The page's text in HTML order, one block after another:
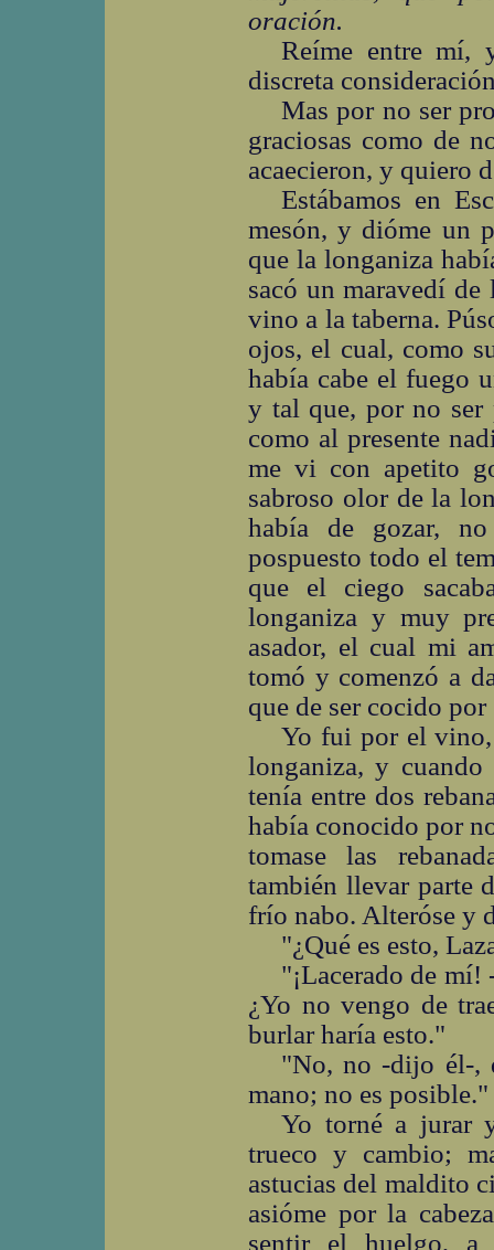
oración.
Reíme entre mí,
discreta
Mas por no ser
graciosas como de
acaecieron, y quiero
Estábamos en
mesón, y dióme un
que la longaniza
sacó un maravedí
vino a la taberna.
ojos, el cual, como
había cabe el fuego
y tal que, por no ser
como al presente
me vi con apetito
sabroso olor de la
había de gozar,
pospuesto todo el
que el ciego
longaniza y muy
asador, el cual mi
tomó y comenzó a
que de ser cocido
Yo fui por el vino,
longaniza, y
tenía entre dos
había conocido por
tomase las
también llevar parte
frío nabo. Alteróse y
"¿Qué es esto,
"¡Lacerado de
¿Yo no vengo de
burlar haría esto."
"No, no -dijo él-,
mano; no es posible."
Yo torné a jurar
trueco y cambio;
astucias del maldito
asióme por la
sentir el huelgo, a